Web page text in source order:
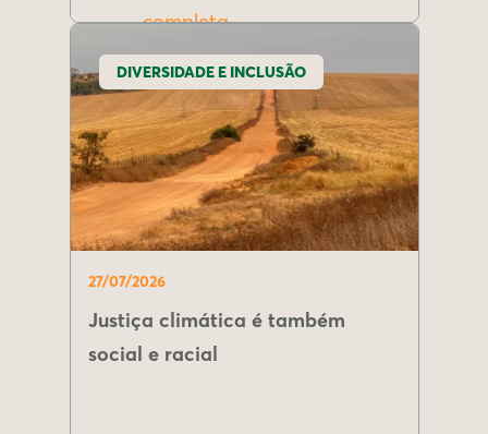
completa
DIVERSIDADE E INCLUSÃO
27/07/2026
Justiça climática é também
social e racial